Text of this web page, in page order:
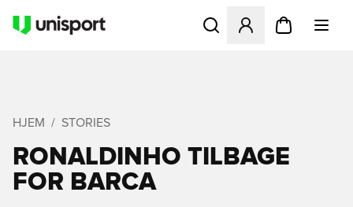
Åbner en Modal til at
HJEM STORIES
RONALDINHO TILBAGE
FOR BARCA